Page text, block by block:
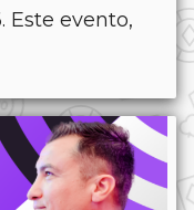
Este evento,